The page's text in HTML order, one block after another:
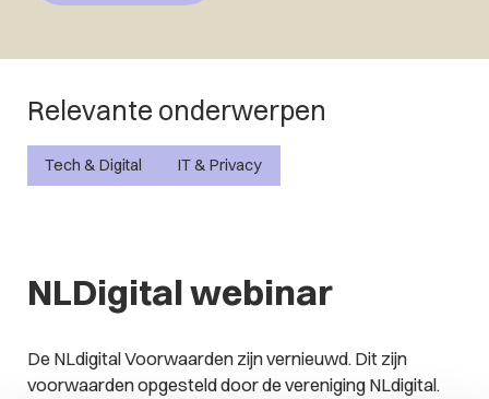
Relevante onderwerpen
Tech & Digital IT & Privacy
NLDigital webinar
De NLdigital Voorwaarden zijn vernieuwd. Dit zijn
voorwaarden opgesteld door de vereniging NLdigital.